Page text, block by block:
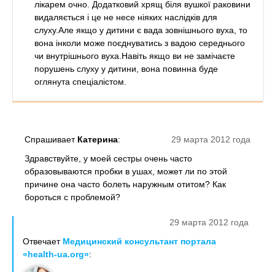
лікарем очно. Додатковий хрящ біля вушкої раковини
видаляється і це не несе ніяких наслідків для
слуху.Але якщо у дитини є вада зовнішнього вуха, то
вона інколи може поєднуватись з вадою середнього
чи внутрішнього вуха.Навіть якщо ви не замічаєте
порушень слуху у дитини, вона повинна буде
оглянута спеціалістом.
29 марта 2012 года
Спрашивает Катерина:
Здравствуйте, у моей сестры очень часто
образовываются пробки в ушах, может ли по этой
причине она часто болеть наружным отитом? Как
бороться с проблемой?
29 марта 2012 года
Отвечает Медицинский консультант портала
«health-ua.org»: